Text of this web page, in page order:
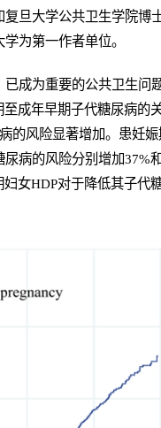
复旦大学公共卫生学院博
为第一作者单位。
成为重要的公共卫生问
成年早期子代糖尿病的
的风险显著增加。患妊
病的风险分别增加37%
女HDP对于降低其子代